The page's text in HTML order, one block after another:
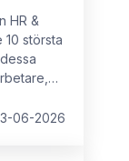
HR &
största
för att
06-2026